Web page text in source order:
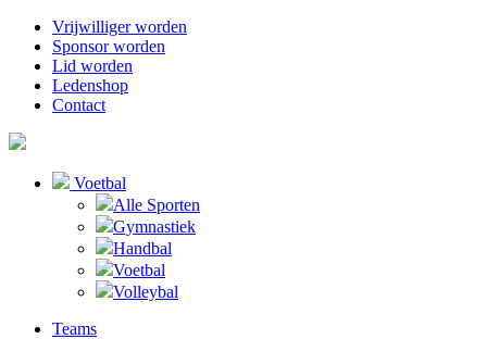
Vrijwilliger worden
Sponsor worden
Lid worden
Ledenshop
Contact
Voetbal
Alle Sporten
Gymnastiek
Handbal
Voetbal
Volleybal
Teams